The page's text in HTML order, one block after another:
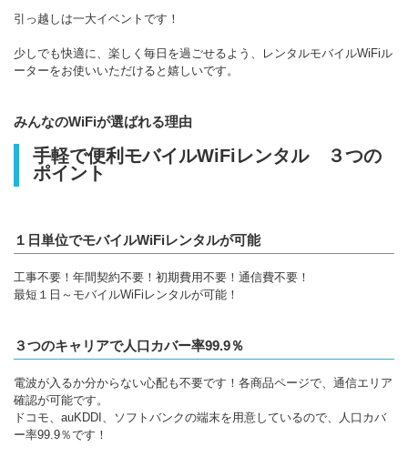
引っ越しは一大イベントです！
少しでも快適に、楽しく毎日を過ごせるよう、レンタルモバイルWiFiル
ーターをお使いいただけると嬉しいです。
みんなのWiFiが選ばれる理由
手軽で便利モバイルWiFiレンタル ３つの
ポイント
１日単位でモバイルWiFiレンタルが可能
工事不要！年間契約不要！初期費用不要！通信費不要！
最短１日～モバイルWiFiレンタルが可能！
３つのキャリアで人口カバー率99.9％
電波が入るか分からない心配も不要です！各商品ページで、通信エリア
確認が可能です。
ドコモ、auKDDI、ソフトバンクの端末を用意しているので、人口カバ
ー率99.9％です！